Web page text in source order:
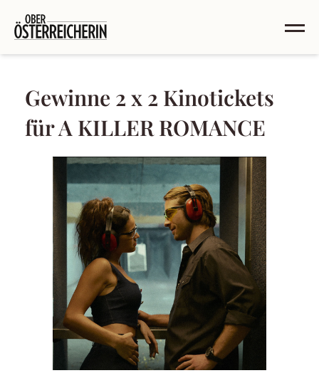
Gewinne 2 x 2 Kinotickets
für A KILLER ROMANCE